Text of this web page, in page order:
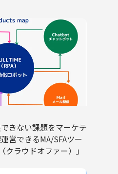
きない課題をマーケテ
営できるMA/SFAツー
クラウドオファー）」